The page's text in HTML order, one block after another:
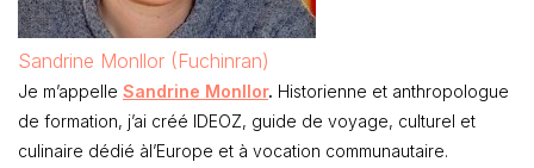
Sandrine Monllor (Fuchinran)
Je m’appelle Sandrine Monllor. Historienne et anthropologue
de formation, j’ai créé IDEOZ, guide de voyage, culturel et
culinaire dédié àl’Europe et à vocation communautaire.